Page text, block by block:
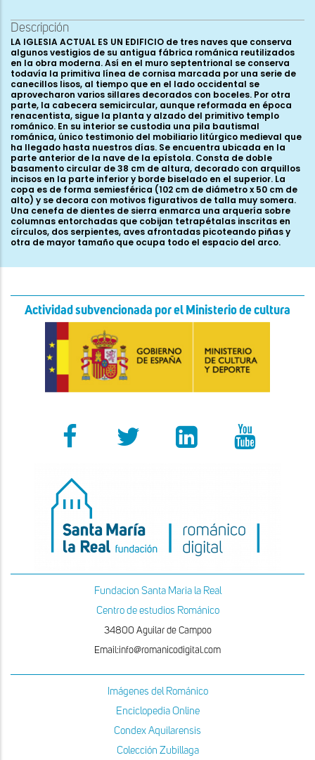
Descripción
LA IGLESIA ACTUAL ES UN EDIFICIO de tres naves que conserva
algunos vestigios de su antigua fábrica románica reutilizados
en la obra moderna. Así en el muro septentrional se conserva
todavía la primitiva línea de cornisa marcada por una serie de
canecillos lisos, al tiempo que en el lado occidental se
aprovecharon varios sillares decorados con boceles. Por otra
parte, la cabecera semicircular, aunque reformada en época
renacentista, sigue la planta y alzado del primitivo templo
románico. En su interior se custodia una pila bautismal
románica, único testimonio del mobiliario litúrgico medieval que
ha llegado hasta nuestros días. Se encuentra ubicada en la
parte anterior de la nave de la epístola. Consta de doble
basamento circular de 38 cm de altura, decorado con arquillos
incisos en la parte inferior y borde biselado en el superior. La
copa es de forma semiesférica (102 cm de diámetro x 50 cm de
alto) y se decora con motivos figurativos de talla muy somera.
Una cenefa de dientes de sierra enmarca una arquería sobre
columnas entorchadas que cobijan tetrapétalas inscritas en
círculos, dos serpientes, aves afrontadas picoteando piñas y
otra de mayor tamaño que ocupa todo el espacio del arco.
Actividad subvencionada por el Ministerio de cultura
Fundacion Santa Maria la Real
Centro de estudios Románico
34800 Aguilar de Campoo
Email:info@romanicodigital.com
Imágenes del Románico
Enciclopedia Online
Condex Aquilarensis
Colección Zubillaga